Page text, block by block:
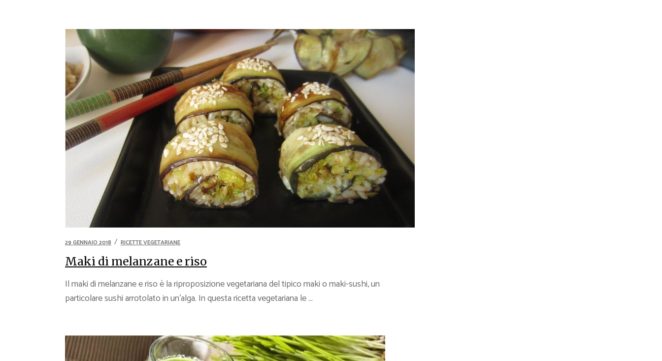
29 GENNAIO 2018 RICETTE VEGETARIANE
Maki di melanzane e riso
Il maki di melanzane e riso è la riproposizione vegetariana del tipico maki o maki-sushi, un
particolare sushi arrotolato in un’alga. In questa ricetta vegetariana le ...